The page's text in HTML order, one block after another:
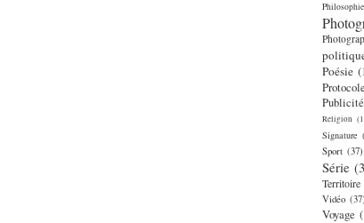
Philosophie
Poésie
Protocole
Publicité
Religion
Signature
Sport (37)
Série
Territoire
Vidéo (37)
Voyage